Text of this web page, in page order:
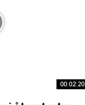
00:02:20